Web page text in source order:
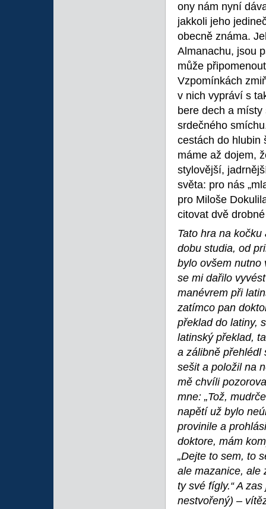
ony nám nyní
jakkoli jeho
obecně známa.
Almanachu, jsou
může
Vzpomínkách
v nich vypráví s
bere dech a
srdečného
cestách do hlubin
máme až dojem,
stylovější,
světa: pro nás
pro Miloše
citovat dvě
Tato hra na
dobu studia, od
bylo ovšem nutno
se mi dařilo
manévrem při
zatímco pan
překlad do latiny,
latinský překlad,
a zálibně přehlédl
sešit a položil na
mě chvíli
mne: „Tož,
napětí už bylo
provinile a
doktore, mám
„Dejte to sem, to
ale mazanice, ale
ty své fígly.“ A
nestvořený) –